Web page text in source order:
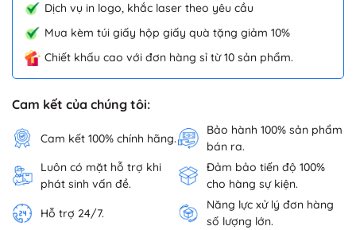
Dịch vụ in logo, khắc laser theo yêu cầu
Mua kèm túi giấy hộp giấy quà tặng giảm 10%
Chiết khấu cao với đơn hàng sỉ từ 10 sản phẩm.
Cam kết của chúng tôi:
Cam kết 100% chính hãng.
Bảo hành 100% sản phẩm
bán ra.
Luôn có mặt hỗ trợ khi
phát sinh vấn đề.
Đảm bảo tiến độ 100%
cho hàng sự kiện.
Hỗ trợ 24/7.
Năng lực xử lý đơn hàng
số lượng lớn.